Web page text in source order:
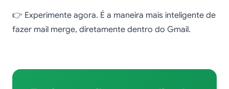
👉 Experimente agora. É a maneira mais inteligente de
fazer mail merge, diretamente dentro do Gmail.